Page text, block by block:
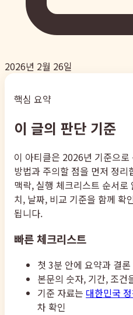
2026년 2월 26일
핵심 요약
이 글의 판단 기준
이 아티클은 2026년 기준으
방법과 주의할 점을 먼저 정
맥락, 실행 체크리스트 순서
치, 날짜, 비교 기준을 함께 확
됩니다.
빠른 체크리스트
첫 3분 안에 요약과 결론
본문의 숫자, 기간, 조건
기준 자료는 대한민국
차 확인